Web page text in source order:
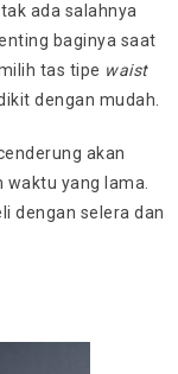
ada salahnya
baginya saat
tas tipe waist
dengan mudah.
akan
yang lama.
dengan selera dan